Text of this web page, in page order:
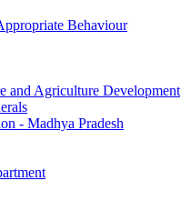
Behaviour
and Agriculture Development
- Madhya Pradesh